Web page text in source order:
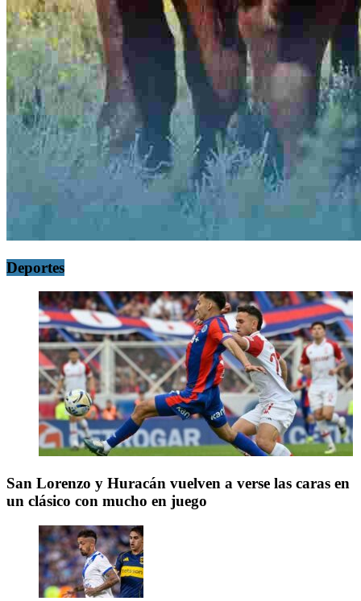
Deportes
San Lorenzo y Huracán vuelven a verse las caras en
un clásico con mucho en juego